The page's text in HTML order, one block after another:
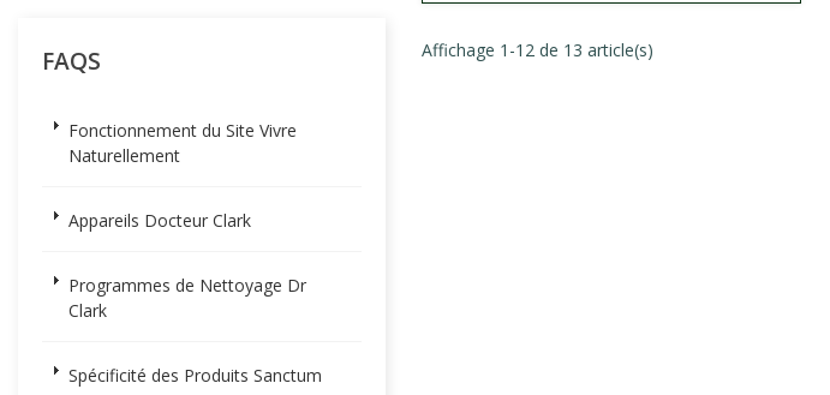
FAQS
Fonctionnement du Site Vivre
Naturellement
Appareils Docteur Clark
Programmes de Nettoyage Dr
Clark
Spécificité des Produits Sanctum
Affichage 1-12 de 13 article(s)